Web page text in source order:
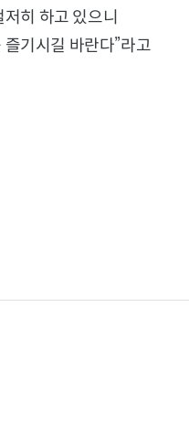
히 하고 있으니
기시길 바란다”라고